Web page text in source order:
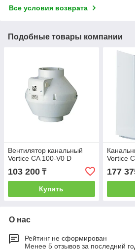
Все условия возврата
Подобные товары компании
Вентилятор канальный
Vortice CA 100-V0 D
103 200 ₸
Купить
Vortice
177
О нас
Рейтинг не сформирован
Менее 5 отзывов за последний